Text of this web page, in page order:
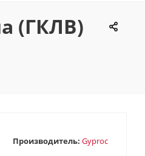
(ГКЛВ)
Производитель: Gyproc